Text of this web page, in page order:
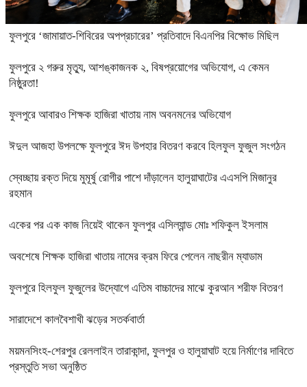
ফুলপুরে ‘জামায়াত-শিবিরের অপপ্রচারের’ প্রতিবাদে বিএনপির বিক্ষোভ মিছিল
ফুলপুরে ২ গরুর মৃত্যু, আশঙ্কাজনক ২, বিষপ্রয়োগের অভিযোগ, এ কেমন
নিষ্ঠুরতা!
ফুলপুরে আবারও শিক্ষক হাজিরা খাতায় নাম অবনমনের অভিযোগ
ঈদুল আজহা উপলক্ষে ফুলপুরে ঈদ উপহার বিতরণ করবে হিলফুল ফুজুল সংগঠন
স্বেচ্ছায় রক্ত দিয়ে মুমূর্ষু রোগীর পাশে দাঁড়ালেন হালুয়াঘাটের এএসপি মিজানুর
রহমান
একের পর এক কাজ নিয়েই থাকেন ফুলপুর এসিল্যান্ড মোঃ শফিকুল ইসলাম
অবশেষে শিক্ষক হাজিরা খাতায় নামের ক্রম ফিরে পেলেন নাছরীন ম্যাডাম
ফুলপুরে হিলফুল ফুজুলের উদ্যোগে এতিম বাচ্চাদের মাঝে কুরআন শরীফ বিতরণ
সারাদেশে কালবৈশাখী ঝড়ের সতর্কবার্তা
ময়মনসিংহ-শেরপুর রেললাইন তারাকান্দা, ফুলপুর ও হালুয়াঘাট হয়ে নির্মাণের দাবিতে
প্রস্তুতি সভা অনুষ্ঠিত